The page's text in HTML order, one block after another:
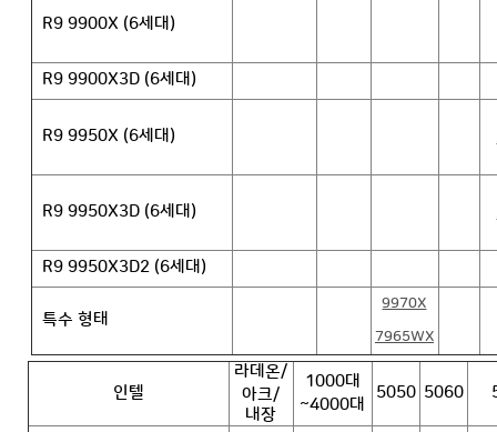
R9 9900X (6세대)
R9 9900X3D (6세대)
R9 9950X (6세대)
R9 9950X3D (6세대)
R9 9950X3D2 (6세대)
특수 형태
9970X
7965WX
인텔
라데온/
아크/
내장
1000대
~4000대
5050 5060